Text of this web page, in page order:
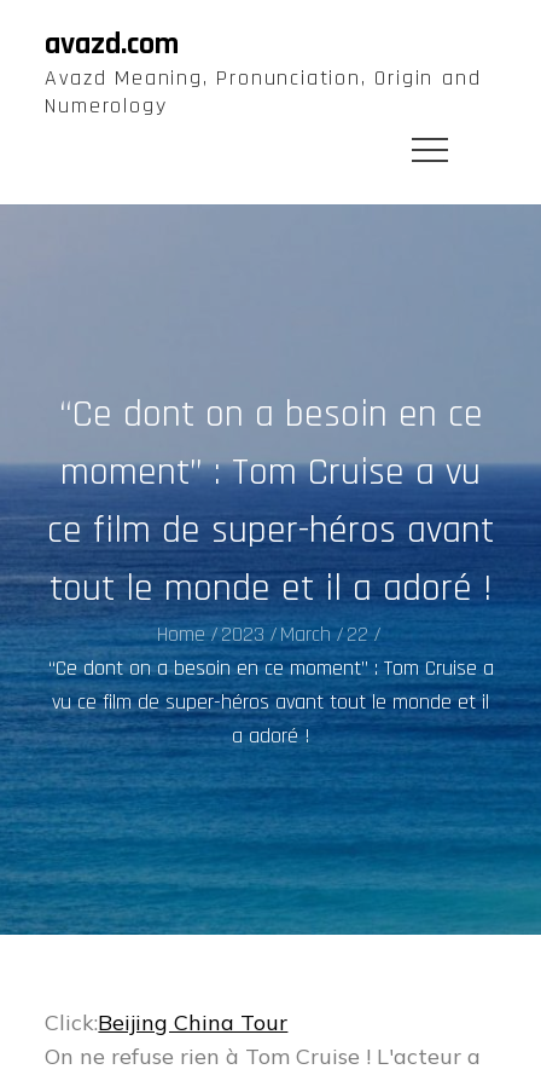
content
avazd.com
Avazd Meaning, Pronunciation, Origin and
Numerology
“Ce dont on a besoin en ce
moment” : Tom Cruise a vu
ce film de super-héros avant
tout le monde et il a adoré !
Home 2023 March
22
“Ce dont on a besoin en ce moment” : Tom Cruise a
vu ce film de super-héros avant tout le monde et il
a adoré !
Click:Beijing China Tour
On ne refuse rien à Tom Cruise ! L'acteur a